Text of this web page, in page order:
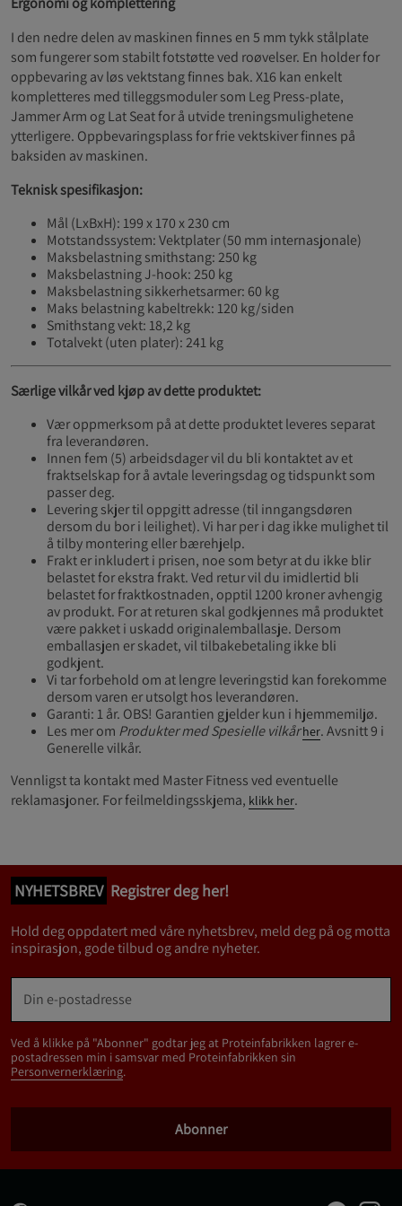
I den nedre delen av maskinen finnes en 5 mm tykk stålplate
som fungerer som stabilt fotstøtte ved roøvelser. En holder for
oppbevaring av løs vektstang finnes bak. X16 kan enkelt
kompletteres med tilleggsmoduler som Leg Press-plate,
Jammer Arm og Lat Seat for å utvide treningsmulighetene
ytterligere. Oppbevaringsplass for frie vektskiver finnes på
baksiden av maskinen.
Teknisk spesifikasjon:
Mål (LxBxH): 199 x 170 x 230 cm
Motstandssystem: Vektplater (50 mm internasjonale)
Maksbelastning smithstang: 250 kg
Maksbelastning J-hook: 250 kg
Maksbelastning sikkerhetsarmer: 60 kg
Maks belastning kabeltrekk: 120 kg/siden
Smithstang vekt: 18,2 kg
Totalvekt (uten plater): 241 kg
Særlige vilkår ved kjøp av dette produktet:
Vær oppmerksom på at dette produktet leveres separat
fra leverandøren.
Innen fem (5) arbeidsdager vil du bli kontaktet av et
fraktselskap for å avtale leveringsdag og tidspunkt som
passer deg.
Levering skjer til oppgitt adresse (til inngangsdøren
dersom du bor i leilighet). Vi har per i dag ikke mulighet til
å tilby montering eller bærehjelp.
Frakt er inkludert i prisen, noe som betyr at du ikke blir
belastet for ekstra frakt. Ved retur vil du imidlertid bli
belastet for fraktkostnaden, opptil 1200 kroner avhengig
av produkt. For at returen skal godkjennes må produktet
være pakket i uskadd originalemballasje. Dersom
emballasjen er skadet, vil tilbakebetaling ikke bli
godkjent.
Vi tar forbehold om at lengre leveringstid kan forekomme
dersom varen er utsolgt hos leverandøren.
Garanti: 1 år. OBS! Garantien gjelder kun i hjemmemiljø.
Les mer om Produkter med Spesielle vilkår her. Avsnitt 9 i
Generelle vilkår.
Vennligst ta kontakt med Master Fitness ved eventuelle
reklamasjoner. For feilmeldingsskjema, klikk her.
NYHETSBREV Registrer deg her!
Hold deg oppdatert med våre nyhetsbrev, meld deg på og motta
inspirasjon, gode tilbud og andre nyheter.
Ved å klikke på "Abonner" godtar jeg at Proteinfabrikken lagrer e-
postadressen min i samsvar med Proteinfabrikken sin
Personvernerklæring.
Abonner